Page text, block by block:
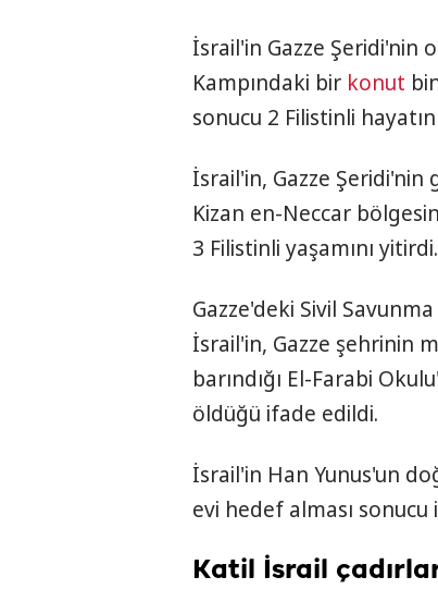
İsrail'in Gazze Şeridi'nin
Kampındaki bir konut
sonucu 2 Filistinli
İsrail'in, Gazze
Kizan en-Neccar
3 Filistinli yaşamını yitirdi.
Gazze'deki Sivil
İsrail'in, Gazze şehrinin
barındığı El-Farabi
öldüğü ifade edildi.
İsrail'in Han Yunus'un
evi hedef alması sonucu
Katil İsrail